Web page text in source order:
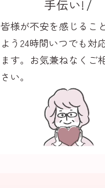
手伝い!
皆様が不安を感じるこ
よう24時間いつでも対
ます。お気兼ねなくご
さい。